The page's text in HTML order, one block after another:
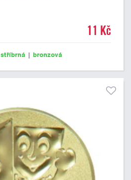
11 Kč
stříbrná | bronzová